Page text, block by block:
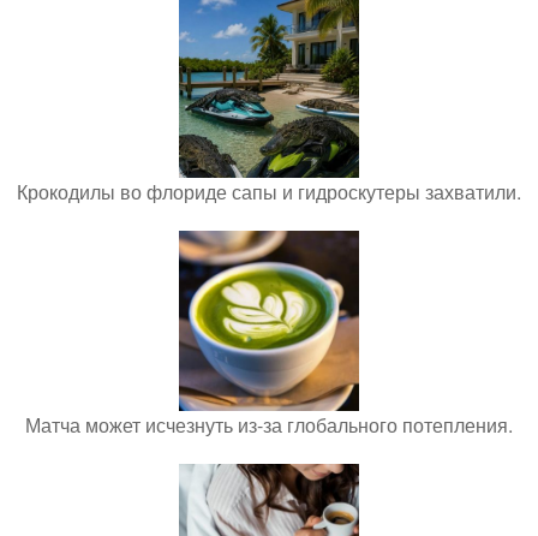
Крокодилы во флориде сапы и гидроскутеры захватили.
Матча может исчезнуть из-за глобального потепления.